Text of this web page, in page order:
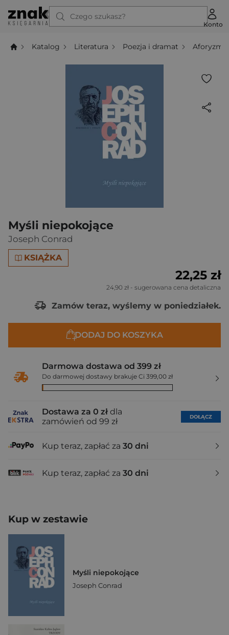
Czego szukasz?
Konto
Katalog Literatura Poezja i dramat Aforyzmy
Myśli niepokojące
Joseph Conrad
KSIĄŻKA
22,25 zł
24,90 zł - sugerowana cena detaliczna
Zamów teraz, wyślemy w poniedziałek.
DODAJ DO KOSZYKA
Darmowa dostawa od 399 zł
Do darmowej dostawy brakuje Ci 399,00 zł
Dostawa za 0 zł dla
zamówień od 99 zł
DOŁĄCZ
Kup teraz, zapłać za 30 dni
Kup teraz, zapłać za 30 dni
Kup w zestawie
Myśli niepokojące
Joseph Conrad